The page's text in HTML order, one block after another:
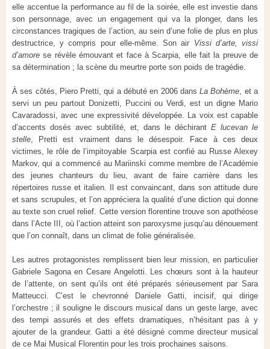
elle accentue la performance au fil de la soirée, elle est investie dans
son personnage, avec un engagement qui va la plonger, dans les
circonstances tragiques de l’action, au sein d’une folie de plus en plus
destructrice, y compris pour elle-même. Son air Vissi d’arte, vissi
d’amore se révèle émouvant et face à Scarpia, elle fait la preuve de
sa détermination ; la scène du meurtre porte son poids de tragédie.
À ses côtés, Piero Pretti, qui a débuté en 2006 dansLa Bohème , et a
servi un peu partout Donizetti, Puccini ou Verdi, est un digne Mario
Cavaradossi, avec une expressivité développée. La voix est capable
d’accents dosés avec subtilité, et, dans le déchirant E lucevan le
stelle , Pretti est vraiment dans le désespoir. Face à ces deux
victimes, le rôle de l’impitoyable Scarpia est confié au Russe Alexey
Markov, qui a commencé au Mariinski comme membre de l’Académie
des jeunes chanteurs du lieu, avant de faire carrière dans les
répertoires russe et italien. Il est convaincant, dans son attitude dure
et sans scrupules, et l’on appréciera la qualité d’une diction qui donne
au texte son cruel relief. Cette version florentine trouve son apothéose
dans l’Acte III, où l’action atteint son paroxysme jusqu’au dénouement
que l’on connaît, dans un climat de folie généralisée.
Les autres protagonistes remplissent bien leur mission, en particulier
Gabriele Sagona en Cesare Angelotti. Les chœurs sont à la hauteur
de l’attente, on sent qu’ils ont été préparés sérieusement par Sara
Matteucci. C’est le chevronné Daniele Gatti, incisif, qui dirige
l’orchestre ; il souligne le discours musical dans un geste large, avec
des tempi assurés et des effets dramatiques, n’hésitant pas à y
ajouter de la grandeur. Gatti a été désigné comme directeur musical
de ce Mai Musical Florentin pour les trois prochaines saisons.